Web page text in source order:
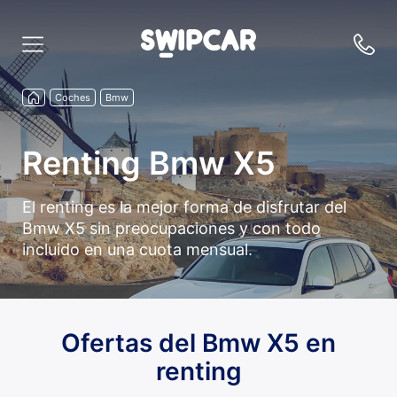
Coches Bmw
Renting Bmw X5
El renting es la mejor forma de disfrutar del
Bmw X5 sin preocupaciones y con todo
incluido en una cuota mensual.
Ofertas del Bmw X5 en
renting